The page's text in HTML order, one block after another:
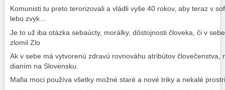
Komunisti tu preto terorizovali a vládli vyše 40 rokov, aby teraz v
lebo zvyk…
Je to už iba otázka sebaúcty, morálky, dôstojnosti človeka, či v
zlomil Zlo
Ak v sebe má vytvorenú zdravú rovnováhu atribútov človečenstva,
dianím na Slovensku.
Mafia moci používa všetky možné staré a nové triky a nekalé